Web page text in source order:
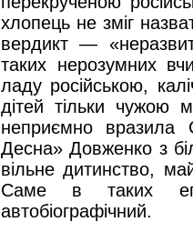
хлопець не зміг
вердикт —
таких нерозумних
ладу російською,
дітей тільки чужою
неприємно вразила
Десна» Довженко з
вільне дитинство,
Саме в таких
автобіографічний.